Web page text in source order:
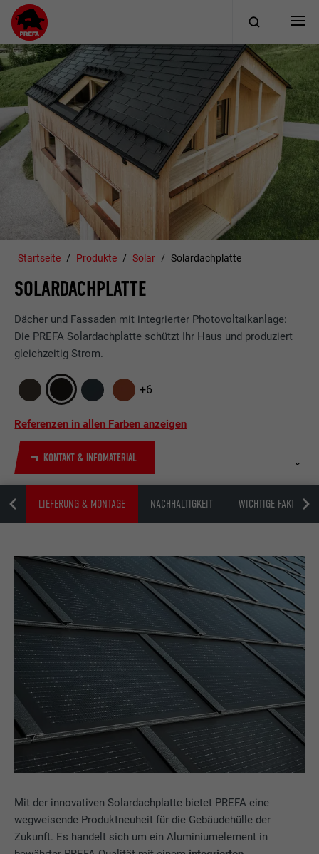
Startseite Produkte Solar Solardachplatte
SOLARDACHPLATTE
Dächer und Fassaden mit integrierter Photovoltaikanlage:
Die PREFA Solardachplatte schützt Ihr Haus und produziert
gleichzeitig Strom.
+6
Referenzen in allen Farben anzeigen
KONTAKT & INFOMATERIAL
LIEFERUNG & MONTAGE NACHHALTIGKEIT WICHTIGE FAKTEN
Mit der innovativen Solardachplatte bietet PREFA eine
wegweisende Produktneuheit für die Gebäudehülle der
Zukunft. Es handelt sich um ein Aluminiumelement in